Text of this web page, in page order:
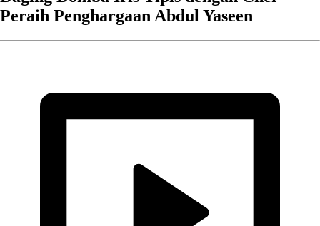
Peraih Penghargaan Abdul Yaseen